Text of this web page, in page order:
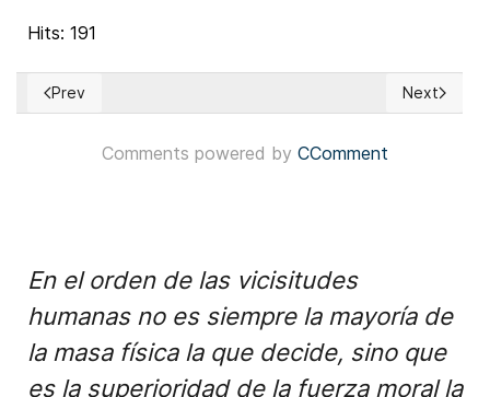
Hits: 191
Previous article: Argentina: Presidente Javier Milei relanza
Prev Next
Next
Comments powered by CComment
En el orden de las vicisitudes
humanas no es siempre la mayoría de
la masa física la que decide, sino que
es la superioridad de la fuerza moral la